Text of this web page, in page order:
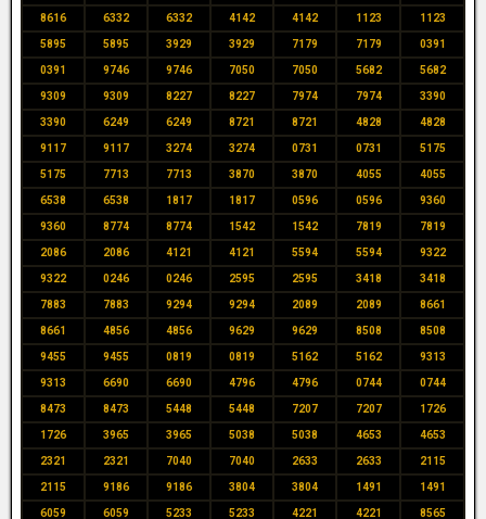
8616 6332 6332 4142 4142 1123 1123
5895 5895 3929 3929 7179 7179 0391
0391 9746 9746 7050 7050 5682 5682
9309 9309 8227 8227 7974 7974 3390
3390 6249 6249 8721 8721 4828 4828
9117 9117 3274 3274 0731 0731 5175
5175 7713 7713 3870 3870 4055 4055
6538 6538 1817 1817 0596 0596 9360
9360 8774 8774 1542 1542 7819 7819
2086 2086 4121 4121 5594 5594 9322
9322 0246 0246 2595 2595 3418 3418
7883 7883 9294 9294 2089 2089 8661
8661 4856 4856 9629 9629 8508 8508
9455 9455 0819 0819 5162 5162 9313
9313 6690 6690 4796 4796 0744 0744
8473 8473 5448 5448 7207 7207 1726
1726 3965 3965 5038 5038 4653 4653
2321 2321 7040 7040 2633 2633 2115
2115 9186 9186 3804 3804 1491 1491
6059 6059 5233 5233 4221 4221 8565